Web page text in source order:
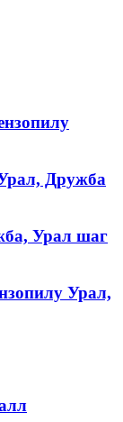
Дружба
Урал шаг
Урал,